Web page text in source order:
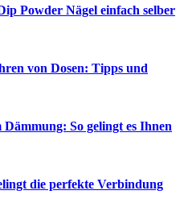
Powder Nägel einfach selber
von Dosen: Tipps und
So gelingt es Ihnen
die perfekte Verbindung